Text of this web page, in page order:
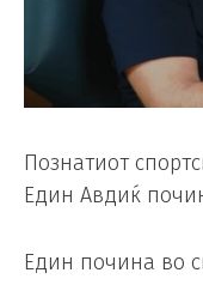
Познатиот
Един Авдиќ
Един почина во